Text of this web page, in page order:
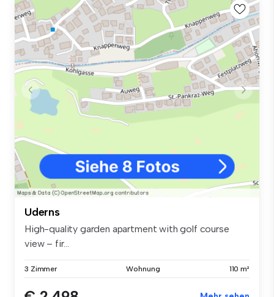
Uderns
High-quality garden apartment with golf course
view – fir...
3 Zimmer Wohnung 110 m²